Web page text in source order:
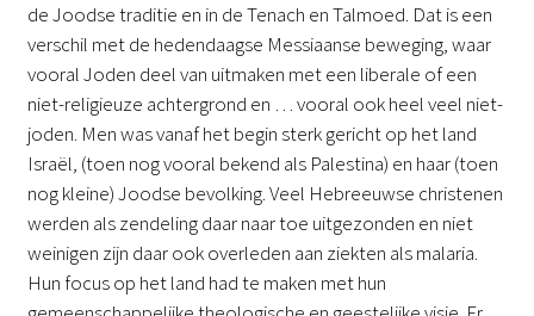
de Joodse traditie en in de Tenach en Talmoed. Dat is een
verschil met de hedendaagse Messiaanse beweging, waar
vooral Joden deel van uitmaken met een liberale of een
niet-religieuze achtergrond en … vooral ook heel veel niet-
joden. Men was vanaf het begin sterk gericht op het land
Israël, (toen nog vooral bekend als Palestina) en haar (toen
nog kleine) Joodse bevolking. Veel Hebreeuwse christenen
werden als zendeling daar naar toe uitgezonden en niet
weinigen zijn daar ook overleden aan ziekten als malaria.
Hun focus op het land had te maken met hun